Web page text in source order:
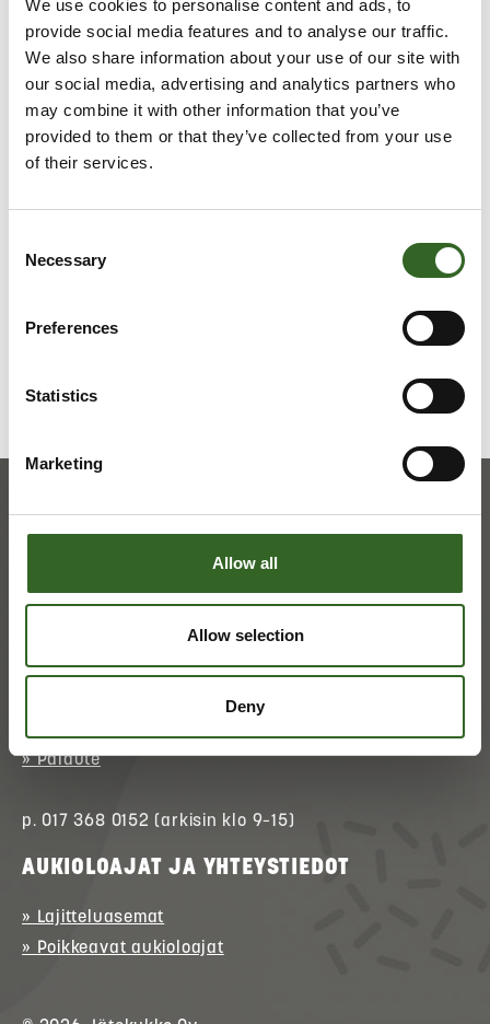
We use cookies to personalise content and ads, to
provide social media features and to analyse our traffic.
We also share information about your use of our site with
our social media, advertising and analytics partners who
may combine it with other information that you’ve
provided to them or that they’ve collected from your use
of their services.
Selection
Necessary
Preferences
Statistics
Marketing
Allow all
Allow selection
Deny
Isomman määrä ruokaöljyä voi pakata esim.
maitopurkkiin ja laittaa bioastiaan.
Pienet määrät öljyä voi laittaa myös omaan
kompostoriin.
LAJITTELUOHJEET
ASIAKASPALVELU
(kirjautuminen)
» Palaute
p. 017 368 0152 (arkisin klo 9–15)
AUKIOLOAJAT JA YHTEYSTIEDOT
» Lajitteluasemat
» Poikkeavat aukioloajat